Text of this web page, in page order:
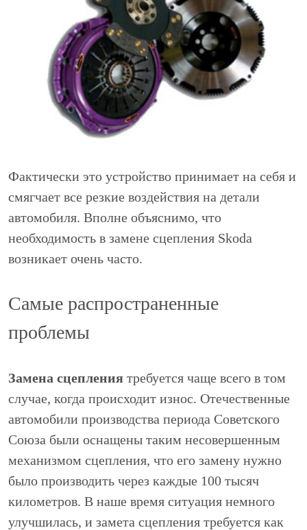
Фактически это устройство принимает на себя и
смягчает все резкие воздействия на детали
автомобиля. Вполне объяснимо, что
необходимость в замене сцепления Skoda
возникает очень часто.
Самые распространенные
проблемы
Замена сцепления требуется чаще всего в том
случае, когда происходит износ. Отечественные
автомобили производства периода Советского
Союза были оснащены таким несовершенным
механизмом сцепления, что его замену нужно
было производить через каждые 100 тысяч
километров. В наше время ситуация немного
улучшилась, и замета сцепления требуется как